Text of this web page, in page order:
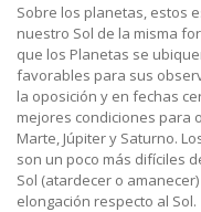
Sobre los planetas, estos
nuestro Sol de la misma
que los Planetas se
favorables para sus
la oposición y en fechas
mejores condiciones para
Marte, Júpiter y Saturno.
son un poco más difíciles
Sol (atardecer o
elongación respecto al Sol.